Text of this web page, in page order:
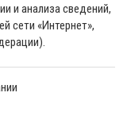
и анализа сведений,
сети «Интернет»,